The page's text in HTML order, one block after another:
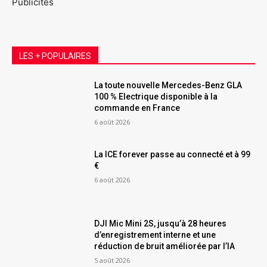
LES + POPULAIRES
La toute nouvelle Mercedes-Benz GLA
100 % Electrique disponible à la
commande en France
6 août 2026
La ICE forever passe au connecté et à 99
€
6 août 2026
DJI Mic Mini 2S, jusqu’à 28 heures
d’enregistrement interne et une
réduction de bruit améliorée par l’IA
5 août 2026